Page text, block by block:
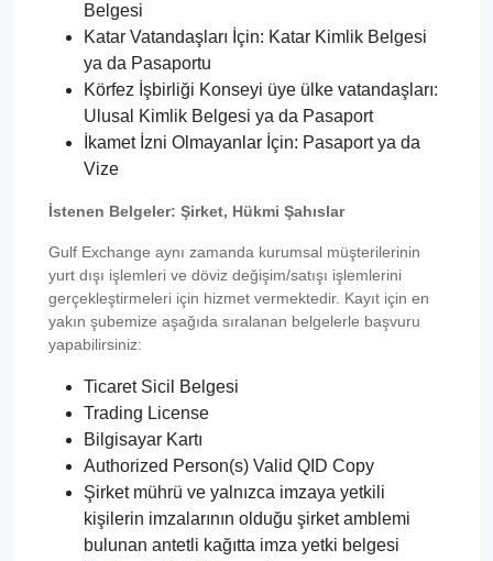
Belgesi
Katar Vatandaşları İçin: Katar Kimlik Belgesi
ya da Pasaportu
Körfez İşbirliği Konseyi üye ülke vatandaşları:
Ulusal Kimlik Belgesi ya da Pasaport
İkamet İzni Olmayanlar İçin: Pasaport ya da
Vize
İstenen Belgeler: Şirket, Hükmi Şahıslar
Gulf Exchange aynı zamanda kurumsal müşterilerinin
yurt dışı işlemleri ve döviz değişim/satışı işlemlerini
gerçekleştirmeleri için hizmet vermektedir. Kayıt için en
yakın şubemize aşağıda sıralanan belgelerle başvuru
yapabilirsiniz:
Ticaret Sicil Belgesi
Trading License
Bilgisayar Kartı
Authorized Person(s) Valid QID Copy
Şirket mührü ve yalnızca imzaya yetkili
kişilerin imzalarının olduğu şirket amblemi
bulunan antetli kağıtta imza yetki belgesi